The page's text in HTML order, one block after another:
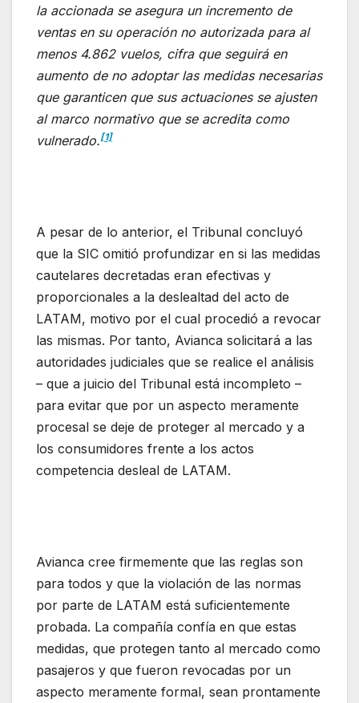
la accionada se asegura un incremento de
ventas en su operación no autorizada para al
menos 4.862 vuelos, cifra que seguirá en
aumento de no adoptar las medidas necesarias
que garanticen que sus actuaciones se ajusten
al marco normativo que se acredita como
vulnerado.[1]
A pesar de lo anterior, el Tribunal concluyó
que la SIC omitió profundizar en si las medidas
cautelares decretadas eran efectivas y
proporcionales a la deslealtad del acto de
LATAM, motivo por el cual procedió a revocar
las mismas. Por tanto, Avianca solicitará a las
autoridades judiciales que se realice el análisis
– que a juicio del Tribunal está incompleto –
para evitar que por un aspecto meramente
procesal se deje de proteger al mercado y a
los consumidores frente a los actos
competencia desleal de LATAM.
Avianca cree firmemente que las reglas son
para todos y que la violación de las normas
por parte de LATAM está suficientemente
probada. La compañía confía en que estas
medidas, que protegen tanto al mercado como
pasajeros y que fueron revocadas por un
aspecto meramente formal, sean prontamente